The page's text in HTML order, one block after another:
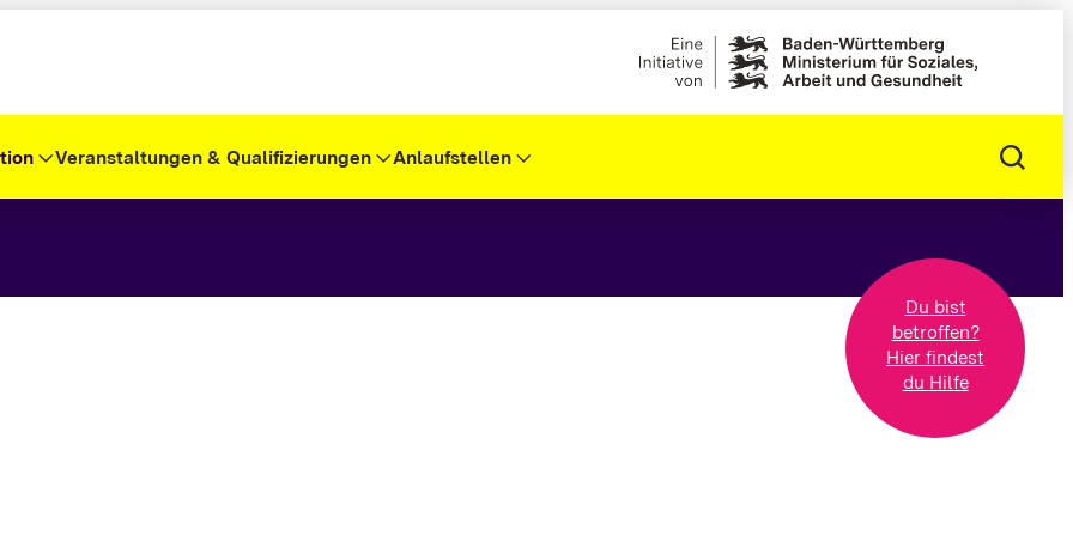
Veranstaltungen & Qualifizierungen Anlaufstellen
Du bist
betroffen?
Hier findest
du Hilfe